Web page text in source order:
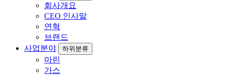
회사개요
CEO 인사말
연혁
브랜드
사업분야
하위분류
마린
가스